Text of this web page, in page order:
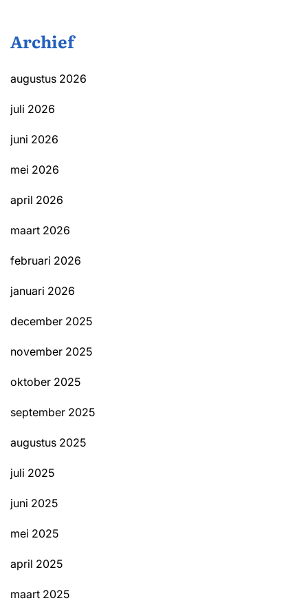
Archief
augustus 2026
juli 2026
juni 2026
mei 2026
april 2026
maart 2026
februari 2026
januari 2026
december 2025
november 2025
oktober 2025
september 2025
augustus 2025
juli 2025
juni 2025
mei 2025
april 2025
maart 2025